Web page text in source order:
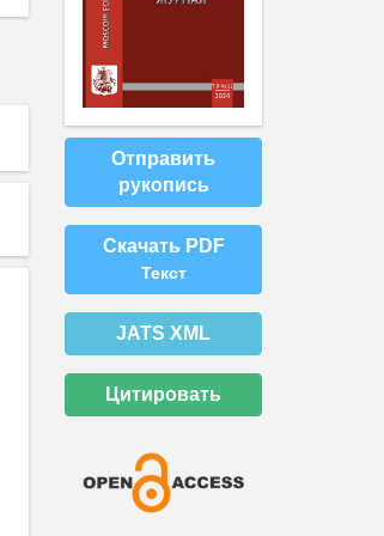
Отправить
рукопись
Скачать PDF
Текст
JATS XML
Цитировать